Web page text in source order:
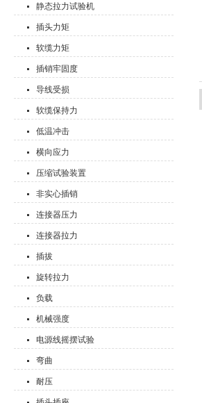
静态拉力试验机
插头力矩
软缆力矩
插销牢固度
导线受损
软缆保持力
低温冲击
横向应力
压缩试验装置
非实心插销
连接器压力
连接器拉力
插拔
旋转拉力
负载
机械强度
电源线摇摆试验
弯曲
耐压